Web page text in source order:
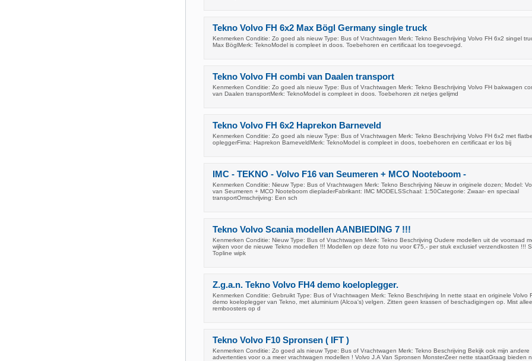
Tekno Volvo FH 6x2 Max Bögl Germany single truck
Kenmerken Conditie: Zo goed als nieuw Type: Bus of Vrachtwagen Merk: Tekno Beschrijving Volvo FH 6x2 singel
Max BöglMerk: TeknoModel is compleet in doos. Toebehoren en certificaat los toegevoegd.
Tekno Volvo FH combi van Daalen transport
Kenmerken Conditie: Zo goed als nieuw Type: Bus of Vrachtwagen Merk: Tekno Beschrijving Volvo FH bakwagen
van Daalen transportMerk: TeknoModel is compleet in doos. Toebehoren zit netjes gelijmd
Tekno Volvo FH 6x2 Haprekon Barneveld
Kenmerken Conditie: Zo goed als nieuw Type: Bus of Vrachtwagen Merk: Tekno Beschrijving Volvo FH 6x2 met
opleggerFima: Haprekon BarneveldMerk: TeknoModel is compleet in doos, toebehoren en certificaat er los bij
IMC - TEKNO - Volvo F16 van Seumeren + MCO Nooteboom -
Kenmerken Conditie: Nieuw Type: Bus of Vrachtwagen Merk: Tekno Beschrijving Nieuw in originele dozen; Model:
van Seumeren + MCO Nooteboom diepladerFabrikant: IMC MODELSSchaal: 1:50Categorie: Zwaar- en speciaal
transportOmschrijving: Een sch
Tekno Volvo Scania modellen AANBIEDING 7 !!!
Kenmerken Conditie: Nieuw Type: Bus of Vrachtwagen Merk: Tekno Beschrijving Oudere modellen uit de voorraad
wijken voor de nieuwe Tekno modellen !!! Modellen op deze foto nu voor €75,- per stuk exclusief verzendkosten !!!
Topline wipk
Z.g.a.n. Tekno Volvo FH4 demo koeloplegger.
Kenmerken Conditie: Gebruikt Type: Bus of Vrachtwagen Merk: Tekno Beschrijving In nette staat en originele Volvo
demo koeloplegger van Tekno, met aluminium (Alcoa's) velgen. Zitten geen krassen of beschadigingen op. Mist
remboosters op d
Tekno Volvo F10 Spronsen ( IFT )
Kenmerken Conditie: Zo goed als nieuw Type: Bus of Vrachtwagen Merk: Tekno Beschrijving Bekijk ook mijn andere
advertenties voor o.a meer vrachtwagen modellen ! Volvo J.A Van Spronsen MonsterZeer nette staatGraag bieden